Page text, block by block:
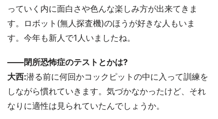
っていく内に面白さや色んな楽しみ方が出来てきま
す。ロボット(無人探査機)のほうが好きな人もいま
す。今年も新人で1人いましたね。
――閉所恐怖症のテストとかは?
大西:潜る前に何回かコックピットの中に入って訓練を
しながら慣れていきます。気づかなかったけど、それ
なりに適性は見られていたんでしょうか。